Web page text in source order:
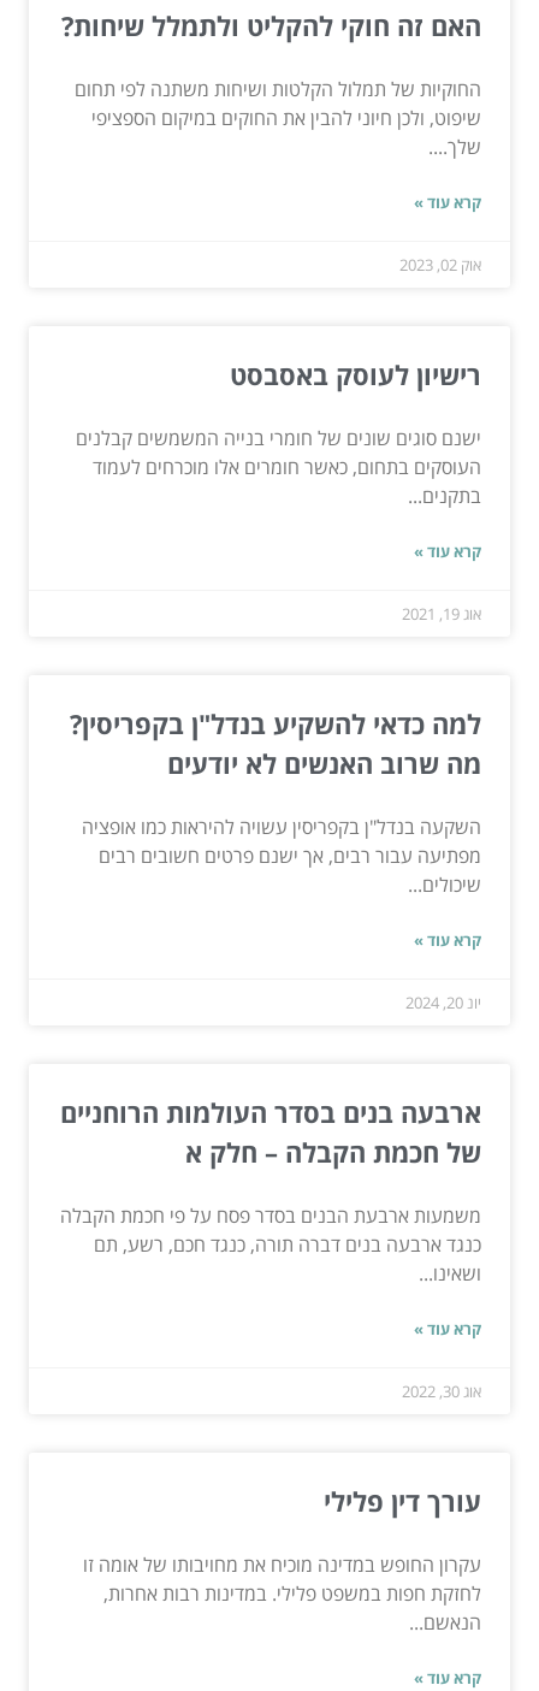
האם זה חוקי להקליט ולתמלל שיחות?
החוקיות של תמלול הקלטות ושיחות משתנה לפי תחום
שיפוט, ולכן חיוני להבין את החוקים במיקום הספציפי
שלך....
קרא עוד »
אוק 02, 2023
רישיון לעוסק באסבסט
ישנם סוגים שונים של חומרי בנייה המשמשים קבלנים
העוסקים בתחום, כאשר חומרים אלו מוכרחים לעמוד
בתקנים...
קרא עוד »
אוג 19, 2021
למה כדאי להשקיע בנדל"ן בקפריסין?
מה שרוב האנשים לא יודעים
השקעה בנדל"ן בקפריסין עשויה להיראות כמו אופציה
מפתיעה עבור רבים, אך ישנם פרטים חשובים רבים
שיכולים...
קרא עוד »
יונ 20, 2024
ארבעה בנים בסדר העולמות הרוחניים
של חכמת הקבלה – חלק א
משמעות ארבעת הבנים בסדר פסח על פי חכמת הקבלה
כנגד ארבעה בנים דברה תורה, כנגד חכם, רשע, תם
ושאינו...
קרא עוד »
אוג 30, 2022
עורך דין פלילי
עקרון החופש במדינה מוכיח את מחויבותו של אומה זו
לחזקת חפות במשפט פלילי. במדינות רבות אחרות,
הנאשם...
קרא עוד »